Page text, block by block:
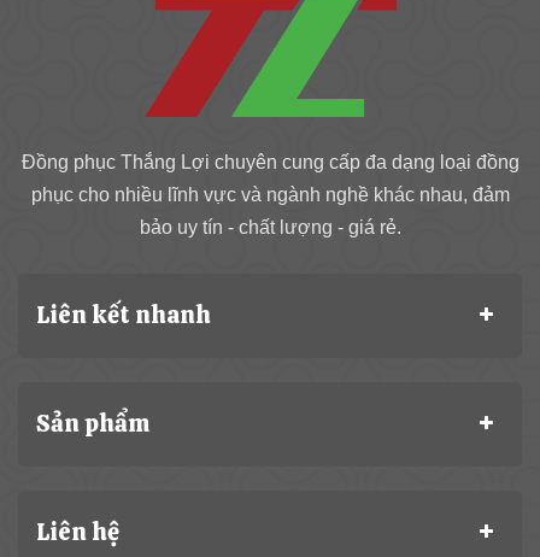
Đồng phục Thắng Lợi chuyên cung cấp đa dạng loại đồng
phục cho nhiều lĩnh vực và ngành nghề khác nhau, đảm
bảo uy tín - chất lượng - giá rẻ.
Liên kết nhanh
Sản phẩm
Liên hệ